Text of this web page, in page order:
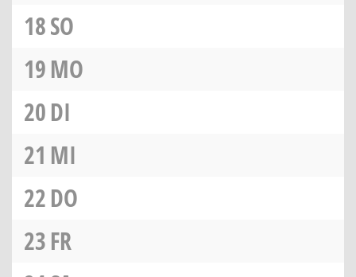
18SO
19MO
20DI
21 MI
22DO
23FR